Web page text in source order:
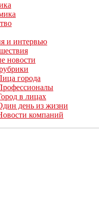
и интервью
новости
города
в лицах
день из жизни
компаний